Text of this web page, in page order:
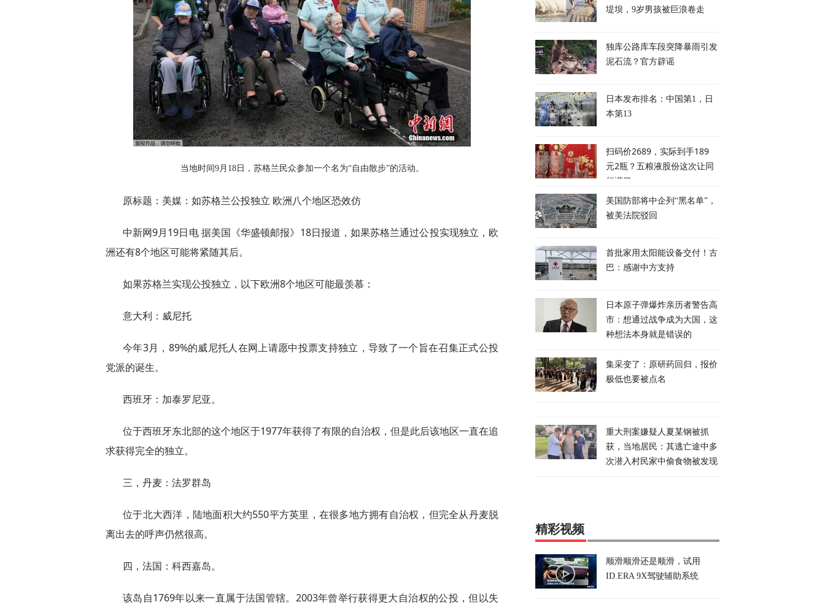
当地时间9月18日，苏格兰民众参加一个名为“自由散步”的活动。
原标题：美媒：如苏格兰公投独立 欧洲八个地区恐效仿
中新网9月19日电 据美国《华盛顿邮报》18日报道，如果苏格兰通过公投实现独立，欧
洲还有8个地区可能将紧随其后。
如果苏格兰实现公投独立，以下欧洲8个地区可能最羡慕：
意大利：威尼托
今年3月，89%的威尼托人在网上请愿中投票支持独立，导致了一个旨在召集正式公投
党派的诞生。
西班牙：加泰罗尼亚。
位于西班牙东北部的这个地区于1977年获得了有限的自治权，但是此后该地区一直在追
求获得完全的独立。
三，丹麦：法罗群岛
位于北大西洋，陆地面积大约550平方英里，在很多地方拥有自治权，但完全从丹麦脱
离出去的呼声仍然很高。
四，法国：科西嘉岛。
该岛自1769年以来一直属于法国管辖。2003年曾举行获得更大自治权的公投，但以失
堤坝，9岁男孩被巨浪卷走
独库公路库车段突降暴雨引发
泥石流？官方辟谣
日本发布排名：中国第1，日
本第13
扫码价2689，实际到手189
元2瓶？五粮液股份这次让同
行慌了
美国防部将中企列“黑名单”，
被美法院驳回
首批家用太阳能设备交付！古
巴：感谢中方支持
日本原子弹爆炸亲历者警告高
市：想通过战争成为大国，这
种想法本身就是错误的
集采变了：原研药回归，报价
极低也要被点名
重大刑案嫌疑人夏某钢被抓
获，当地居民：其逃亡途中多
次潜入村民家中偷食物被发现
精彩视频
顺滑顺滑还是顺滑，试用
ID.ERA 9X驾驶辅助系统